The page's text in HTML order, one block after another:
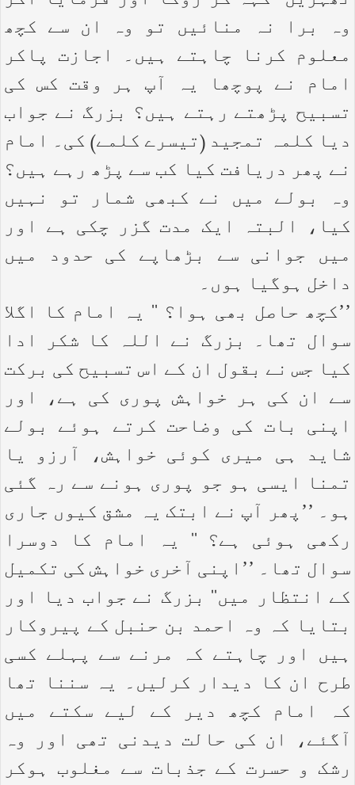
وہ برا نہ منائیں تو وہ ان سے کچھ
معلوم کرنا چاہتے ہیں۔ اجازت پاکر
امام نے پوچھا یہ آپ ہر وقت کس کی
تسبیح پڑھتے رہتے ہیں؟ بزرگ نے جواب
دیا کلمہ تمجید (تیسرے کلمے) کی۔ امام
نے پھر دریافت کیا کب سے پڑھ رہے ہیں؟
وہ بولے میں نے کبھی شمار تو نہیں
کیا، البتہ ایک مدت گزر چکی ہے اور
میں جوانی سے بڑھاپے کی حدود میں
داخل ہوگیا ہوں۔
’’کچھ حاصل بھی ہوا؟ ‘‘ یہ امام کا اگلا
سوال تھا۔ بزرگ نے اللہ کا شکر ادا
کیا جس نے بقول ان کے اس تسبیح کی برکت
سے ان کی ہر خواہش پوری کی ہے، اور
اپنی بات کی وضاحت کرتے ہوئے بولے
شاید ہی میری کوئی خواہش، آرزو یا
تمنا ایسی ہو جو پوری ہونے سے رہ گئی
ہو۔ ’’پھر آپ نے ابتک یہ مشق کیوں جاری
رکھی ہوئی ہے؟ ‘‘ یہ امام کا دوسرا
سوال تھا۔ ’’اپنی آخری خواہش کی تکمیل
کے انتظار میں‘‘ بزرگ نے جواب دیا اور
بتایا کہ وہ احمد بن حنبل کے پیروکار
ہیں اور چاہتے کہ مرنے سے پہلے کسی
طرح ان کا دیدار کرلیں۔ یہ سننا تھا
کہ امام کچھ دیر کے لیے سکتے میں
آگئے، ان کی حالت دیدنی تھی اور وہ
رشک و حسرت کے جذبات سے مغلوب ہوکر